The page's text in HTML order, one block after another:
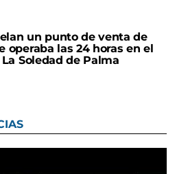
un punto de venta de
operaba las 24 horas en el
Soledad de Palma